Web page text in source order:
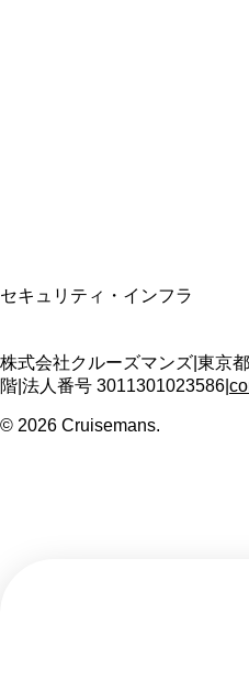
セキュリティ・インフラ
株式会社クルーズマンズ 東京
階 法人番号 3011301023586
© 2026 Cruisemans.